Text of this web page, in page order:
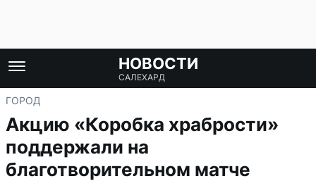
НОВОСТИ
САЛЕХАРД
ГОРОД
Акцию «Коробка храбрости»
поддержали на
благотворительном матче